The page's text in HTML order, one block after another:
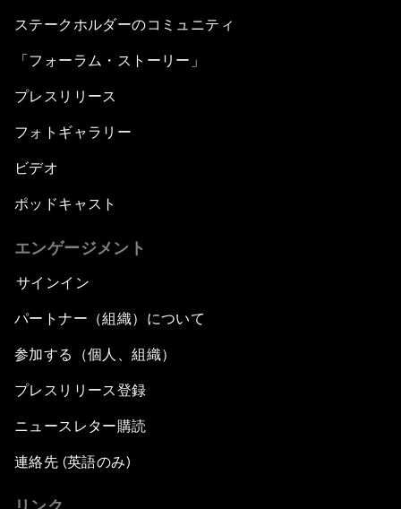
ステークホルダーのコミュニティ
「フォーラム・ストーリー」
プレスリリース
フォトギャラリー
ビデオ
ポッドキャスト
エンゲージメント
サインイン
パートナー（組織）について
参加する（個人、組織）
プレスリリース登録
ニュースレター購読
連絡先 (英語のみ)